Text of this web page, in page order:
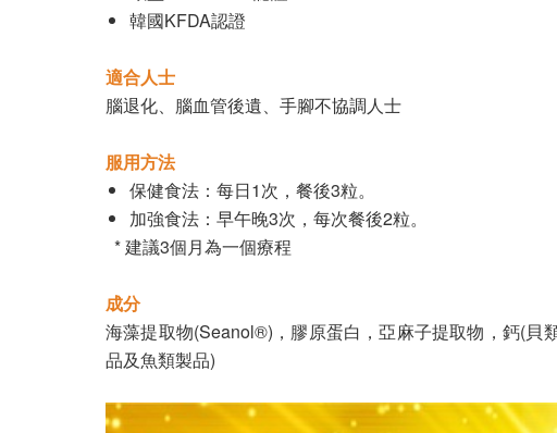
韓國KFDA認證
適合人士
腦退化、腦血管後遺、手腳不協調人士
服用方法
保健食法：每日1次，餐後3粒。
加強食法：早午晚3次，每次餐後2粒。
* 建議3個月為一個療程
成分
海藻提取物(Seanol®)，膠原蛋白，亞麻子提取物，鈣(貝
品及魚類製品)